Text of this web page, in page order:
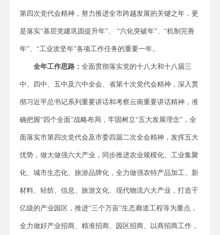
第四次党代会精神，努力推进全市跨越发展的关键之年，更
是落实“基层党建巩固提升年”、 “六化突破年”、“机制完善
年”、“工业攻坚年”各项工作任务的重要一年。
全年工作思路： 全面贯彻落实党的十八大和十八届三
中、四中、五中及六中全会、省第十次党代会精神，深入贯
彻习近平总书记系列重要讲话和考察云南重要讲话精神，准
确把握“四个全面”战略布局，牢固树立“五大发展理念”，全
面落实市第四次党代会及市委四届二次全会精神，发挥五大
优势，做大做强六大产业，同步推进农业规模化、工业集聚
化、城市生态化、旅游品牌化，全力做强农特产品加工、新
材料、轻纺、信息、旅游文化、现代物流六大产业，打造千
亿级的产业园区，推进“三个万亩”生态廊道工程等为重点，
全力做好产业招商、精准招商、园区招商、以商招商工作，